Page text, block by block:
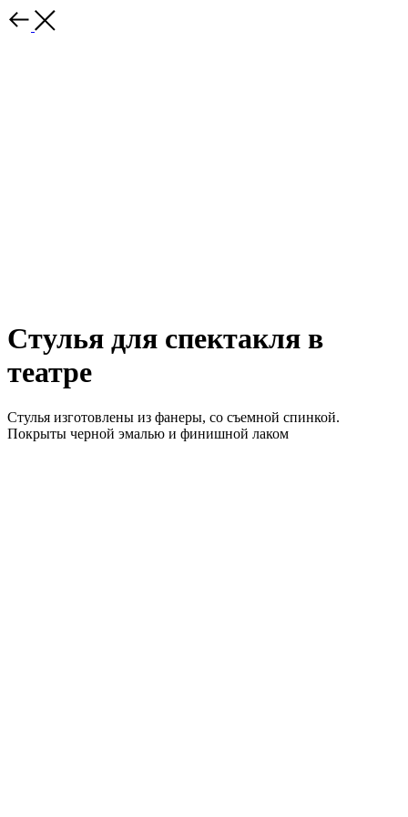
Стулья для спектакля в
театре
Стулья изготовлены из фанеры, со съемной спинкой.
Покрыты черной эмалью и финишной лаком